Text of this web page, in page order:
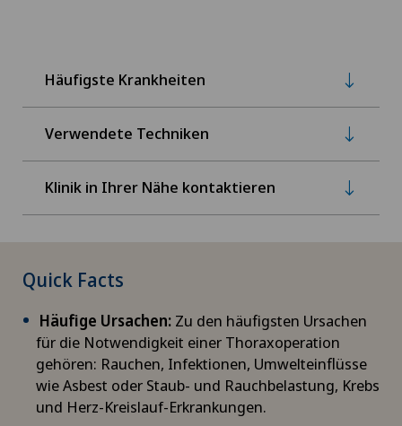
Häufigste Krankheiten
Verwendete Techniken
Klinik in Ihrer Nähe kontaktieren
Quick Facts
Häufige Ursachen: Zu den häufigsten Ursachen
für die Notwendigkeit einer Thoraxoperation
gehören: Rauchen, Infektionen, Umwelteinflüsse
wie Asbest oder Staub- und Rauchbelastung, Krebs
und Herz-Kreislauf-Erkrankungen.